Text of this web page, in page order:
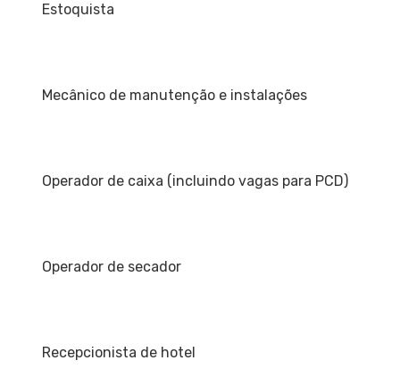
Estoquista
Mecânico de manutenção e instalações
Operador de caixa (incluindo vagas para PCD)
Operador de secador
Recepcionista de hotel